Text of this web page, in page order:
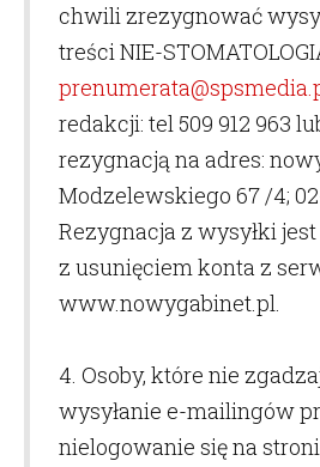
chwili zrezygnować
treści NIE-
redakcji: tel 509 912 963
rezygnacją na adres:
Modzelewskiego 67 /4;
Rezygnacja z wysyłki
z usunięciem konta z
www.nowygabinet.pl.
4. Osoby, które nie
wysyłanie e-mailingów
nielogowanie się na